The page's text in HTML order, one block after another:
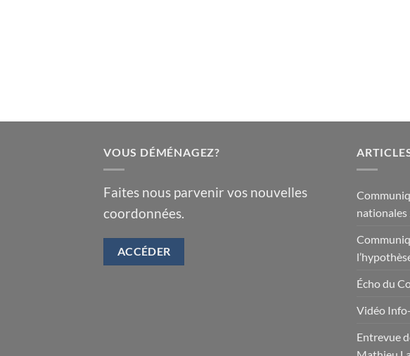
VOUS DÉMÉNAGEZ?
Faites nous parvenir vos nouvelles
coordonnées.
ACCÉDER
nationales
Écho du
Vidéo
Entrevue